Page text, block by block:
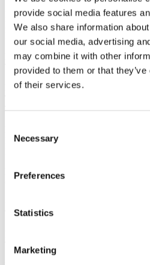
provide social media features
We also share information
our social media, advertising
may combine it with other
provided to them or that
of their services.
Selection
Necessary
Preferences
Statistics
Marketing
I paesi più competitivi secondo il
l'Italia recupera terreno, ma il
EVENT REPORT
Dal 12 ottobre i bandi per la
TRAVELNOSTOP
Franceschini vuole portare le navi
La conferma viene dai dati Istat
Enit: il Cda si insedia l'8 ottobre
GUIDA VIAGGI
Grandi navi via da Venezia,
TTGITALIA
TRAVELNOSTOP